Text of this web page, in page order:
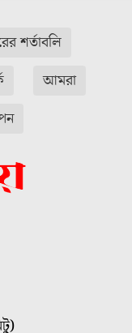
শর্তাবলি
আমরা